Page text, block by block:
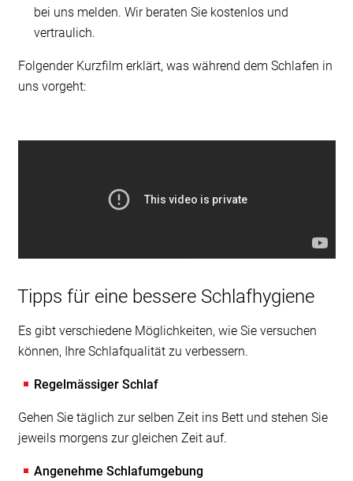
bei uns melden. Wir beraten Sie kostenlos und
vertraulich.
Folgender Kurzfilm erklärt, was während dem Schlafen in
uns vorgeht:
Tipps für eine bessere Schlafhygiene
Es gibt verschiedene Möglichkeiten, wie Sie versuchen
können, Ihre Schlafqualität zu verbessern.
Regelmässiger Schlaf
Gehen Sie täglich zur selben Zeit ins Bett und stehen Sie
jeweils morgens zur gleichen Zeit auf.
Angenehme Schlafumgebung